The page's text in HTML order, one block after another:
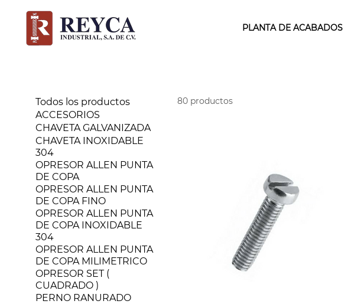
PLANTA DE ACABADOS
Todos los productos
ACCESORIOS
CHAVETA GALVANIZADA
CHAVETA INOXIDABLE
304
OPRESOR ALLEN PUNTA
DE COPA
OPRESOR ALLEN PUNTA
DE COPA FINO
OPRESOR ALLEN PUNTA
DE COPA INOXIDABLE
304
OPRESOR ALLEN PUNTA
DE COPA MILIMETRICO
OPRESOR SET (
CUADRADO )
PERNO RANURADO
80 productos